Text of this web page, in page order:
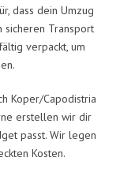
dass dein Umzug
sicheren Transport
verpackt, um
Koper/Capodistria
erstellen wir dir
passt. Wir legen
Kosten.